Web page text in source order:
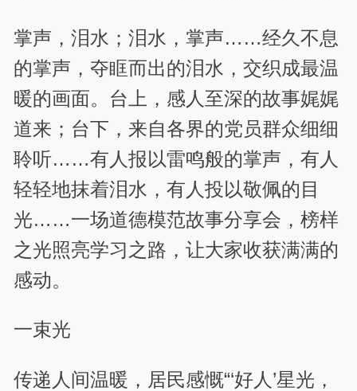
掌声，泪水；泪水，掌声……经久不息
的掌声，夺眶而出的泪水，交织成最温
暖的画面。台上，感人至深的故事娓娓
道来；台下，来自各界的党员群众细细
聆听……有人报以雷鸣般的掌声，有人
轻轻地抹着泪水，有人投以敬佩的目
光……一场道德模范故事分享会，榜样
之光照亮学习之路，让大家收获满满的
感动。
一束光
传递人间温暖，居民感慨“‘好人’星光，